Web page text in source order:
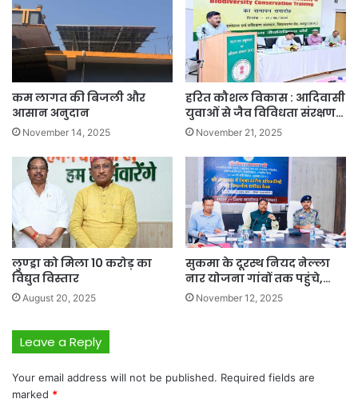
कम लागत की बिजली और
आसान अनुदान
November 14, 2025
हरित कौशल विकास : आदिवासी
युवाओं से जैव विविधता संरक्षण…
November 21, 2025
लुण्ड्रा को मिला 10 करोड़ का
विद्युत विस्तार
August 20, 2025
सुकमा के दूरस्थ नियद नेल्ला
नार योजना गांवों तक पहुंचे,…
November 12, 2025
Leave a Reply
Your email address will not be published. Required fields are
marked *